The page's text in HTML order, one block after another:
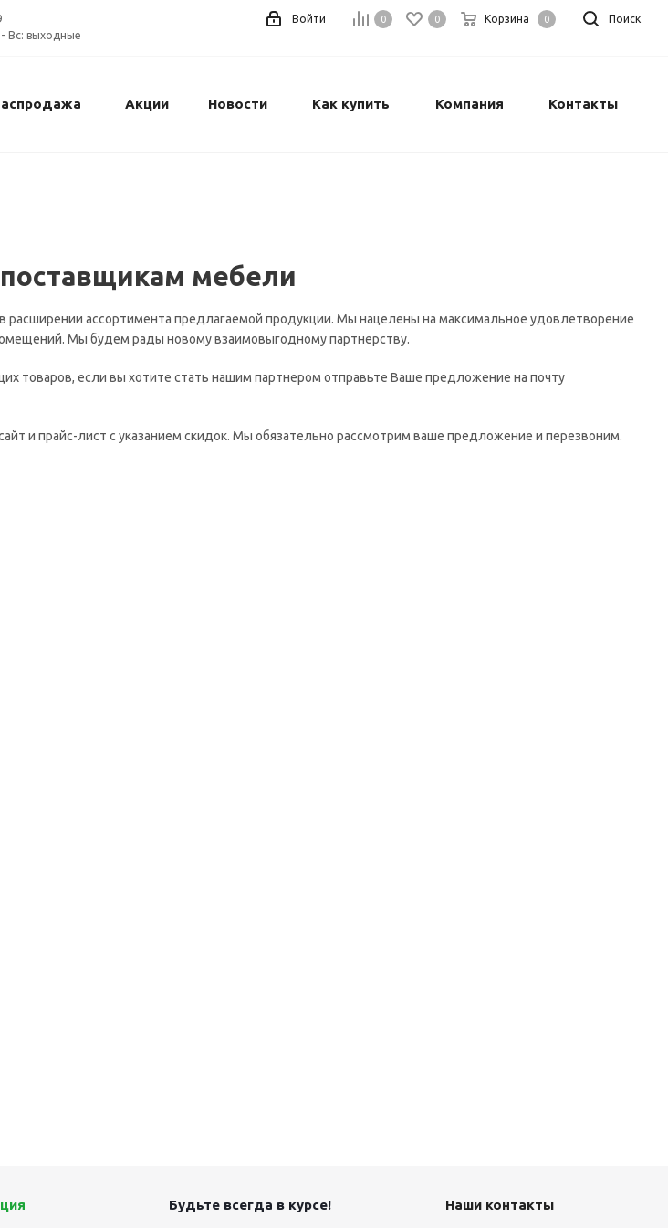
Вс: выходные
Поиск
0 0 Корзина 0
Войти
Акции Новости Как купить Компания Контакты
мебели
расширении ассортимента предлагаемой продукции. Мы нацелены на максимальное удовлетворение
Мы будем рады новому взаимовыгодному партнерству.
товаров, если вы хотите стать нашим партнером отправьте Ваше предложение на почту
и прайс-лист с указанием скидок. Мы обязательно рассмотрим ваше предложение и перезвоним.
Будьте всегда в курсе! Наши контакты